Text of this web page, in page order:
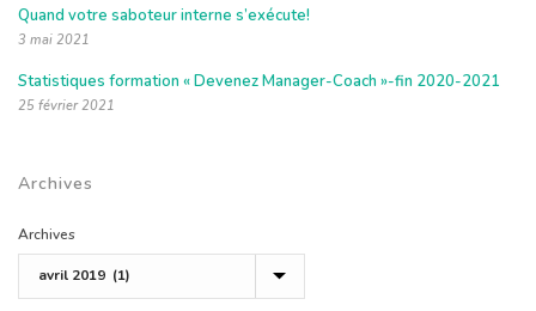
Quand votre saboteur interne s’exécute!
3 mai 2021
Statistiques formation « Devenez Manager-Coach »-fin 2020-2021
25 février 2021
Archives
Archives